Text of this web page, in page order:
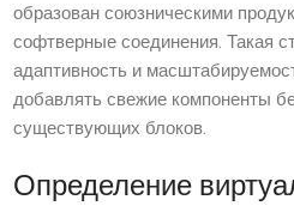
образован союзническими
софтверные соединения. Такая
адаптивность и
добавлять свежие компоненты
существующих блоков.
Определение